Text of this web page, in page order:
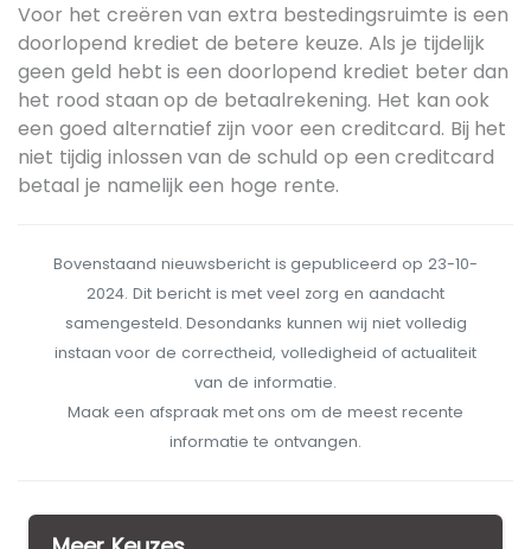
Voor het creëren van extra bestedingsruimte is een
doorlopend krediet de betere keuze. Als je tijdelijk
geen geld hebt is een doorlopend krediet beter dan
het rood staan op de betaalrekening. Het kan ook
een goed alternatief zijn voor een creditcard. Bij het
niet tijdig inlossen van de schuld op een creditcard
betaal je namelijk een hoge rente.
Bovenstaand nieuwsbericht is gepubliceerd op 23-10-
2024. Dit bericht is met veel zorg en aandacht
samengesteld. Desondanks kunnen wij niet volledig
instaan voor de correctheid, volledigheid of actualiteit
van de informatie.
Maak een afspraak met ons om de meest recente
informatie te ontvangen.